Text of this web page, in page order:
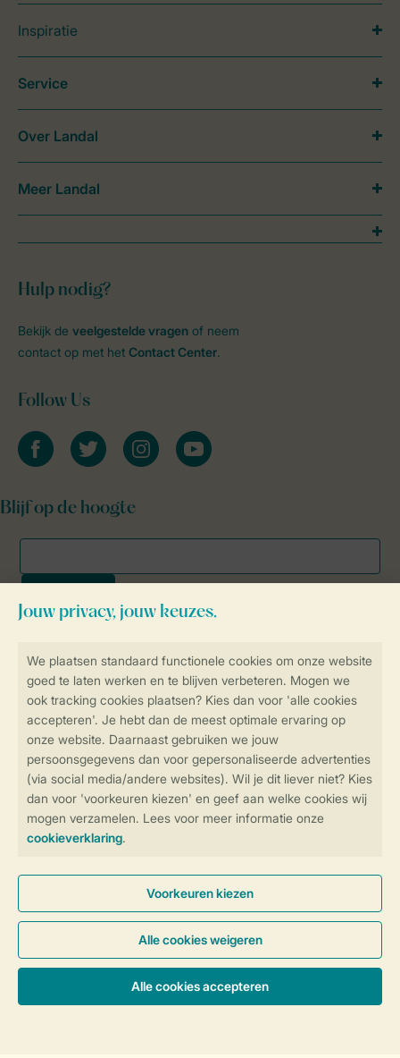
Controle over jouw gegevens &
Veilig en snel online boeken
SSL certificaat
Veilige gegevensoverdracht
Inspiratie
Hulp nodig?
Bekijk de veelgestelde vragen of neem
contact op met het Contact Center.
Follow Us
facebooktwitter instagramyoutube
Blijf op de hoogte
Service
Over Landal
Meer Landal
Algemene voorwaarden Privacy notice
Cookies en banners
Toegankelijkheid © 2026 Landal